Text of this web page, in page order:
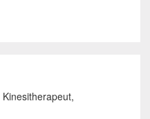
Kinesitherapeut,